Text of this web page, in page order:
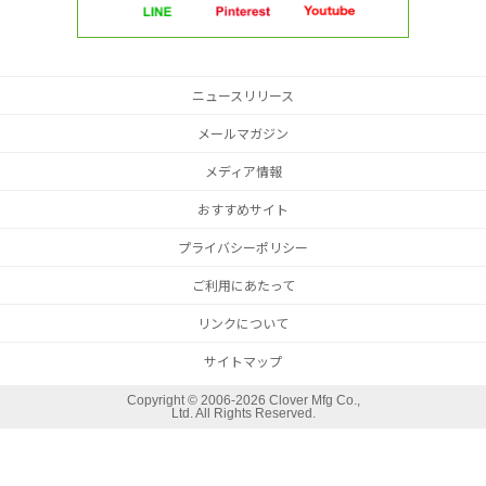
ニュースリリース
メールマガジン
メディア情報
おすすめサイト
プライバシーポリシー
ご利用にあたって
リンクについて
サイトマップ
Copyright © 2006-2026 Clover Mfg Co.,
Ltd. All Rights Reserved.